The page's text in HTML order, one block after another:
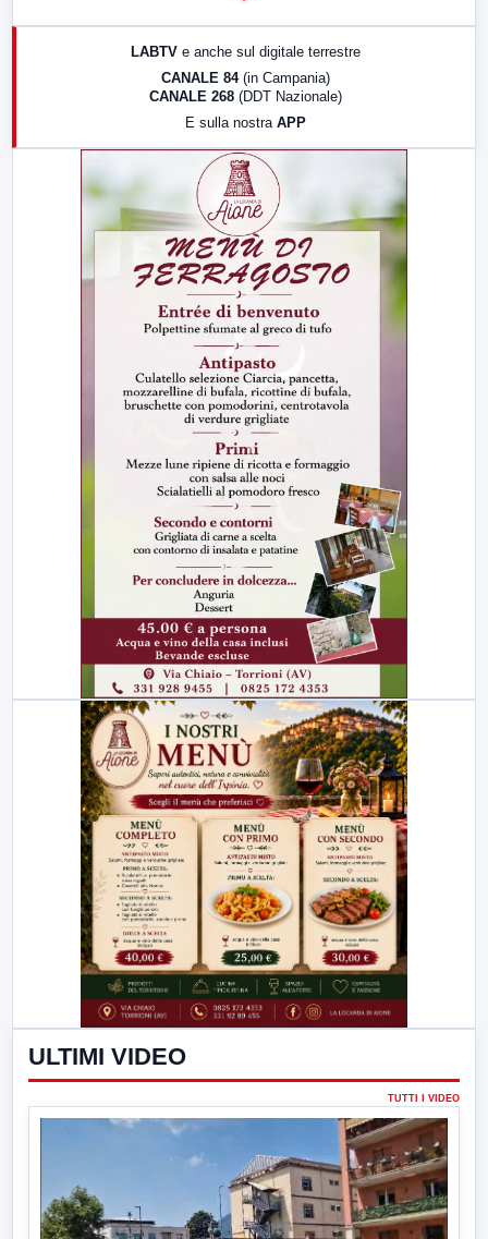
LABTV e anche sul digitale terrestre
CANALE 84 (in Campania)
CANALE 268 (DDT Nazionale)
E sulla nostra APP
ULTIMI VIDEO
TUTTI I VIDEO